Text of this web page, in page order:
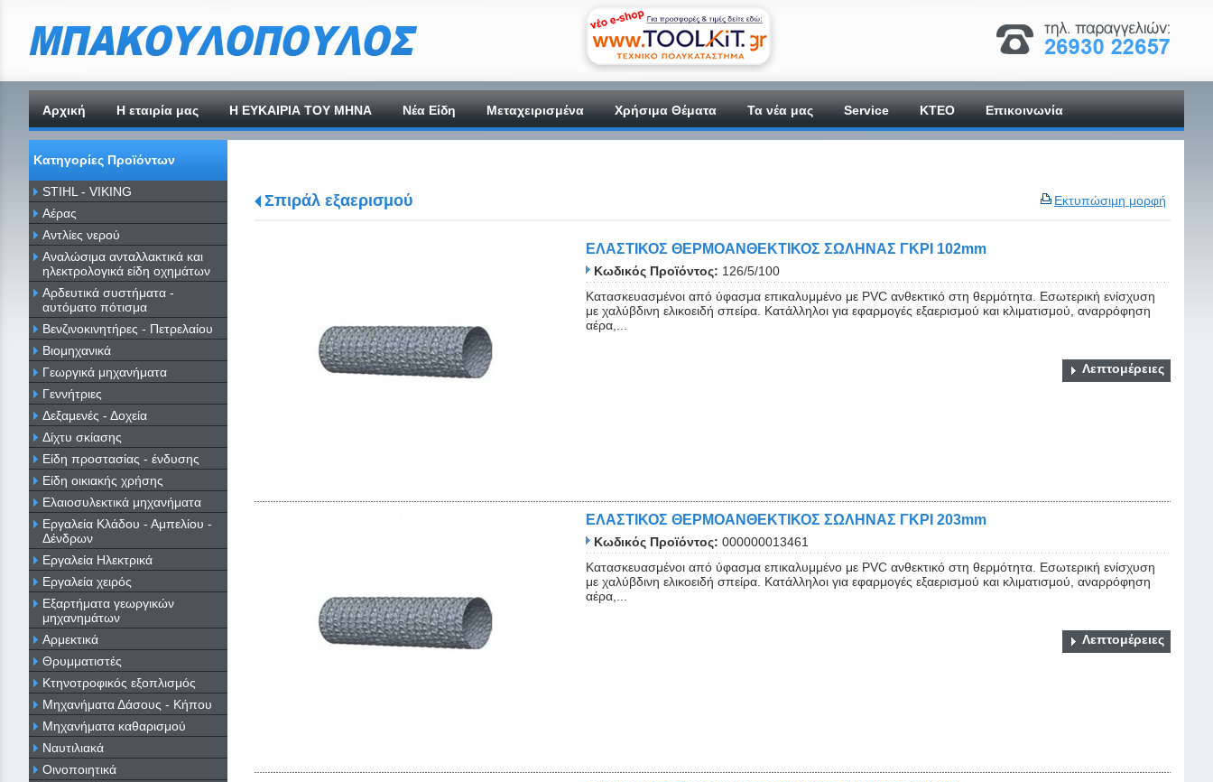
Αρχική H εταιρία μας Η ΕΥΚΑΙΡΙΑ ΤΟΥ ΜΗΝΑ Νέα Είδη Μεταχειρισμένα Χρήσιμα Θέματα Τα νέα μας Service ΚΤΕΟ Επικοινωνία
Κατηγορίες Προϊόντων
STIHL - VIKING
Αέρας
Αντλίες νερού
Αναλώσιμα ανταλλακτικά και
ηλεκτρολογικά είδη οχημάτων
Αρδευτικά συστήματα -
αυτόματο πότισμα
Βενζινοκινητήρες - Πετρελαίου
Βιομηχανικά
Γεωργικά μηχανήματα
Γεννήτριες
Δεξαμενές - Δοχεία
Δίχτυ σκίασης
Είδη προστασίας - ένδυσης
Είδη οικιακής χρήσης
Ελαιοσυλεκτικά μηχανήματα
Εργαλεία Κλάδου - Αμπελίου -
Δένδρων
Εργαλεία Ηλεκτρικά
Εργαλεία χειρός
Εξαρτήματα γεωργικών
μηχανημάτων
Αρμεκτικά
Θρυμματιστές
Κτηνοτροφικός εξοπλισμός
Μηχανήματα Δάσους - Κήπου
Μηχανήματα καθαρισμού
Ναυτιλιακά
Οινοποιητικά
Εκτυπώσιμη μορφή
Σπιράλ εξαερισμού
ΕΛΑΣΤΙΚΟΣ ΘΕΡΜΟΑΝΘΕΚΤΙΚΟΣ ΣΩΛΗΝΑΣ ΓΚΡΙ 102mm
Κωδικός Προϊόντος: 126/5/100
Κατασκευασμένοι από ύφασμα επικαλυμμένο με PVC ανθεκτικό στη θερμότητα. Εσωτερική ενίσχυση
με χαλύβδινη ελικοειδή σπείρα. Κατάλληλοι για εφαρμογές εξαερισμού και κλιματισμού, αναρρόφηση
αέρα,...
Λεπτομέρειες
ΕΛΑΣΤΙΚΟΣ ΘΕΡΜΟΑΝΘΕΚΤΙΚΟΣ ΣΩΛΗΝΑΣ ΓΚΡΙ 203mm
Κωδικός Προϊόντος: 000000013461
Κατασκευασμένοι από ύφασμα επικαλυμμένο με PVC ανθεκτικό στη θερμότητα. Εσωτερική ενίσχυση
με χαλύβδινη ελικοειδή σπείρα. Κατάλληλοι για εφαρμογές εξαερισμού και κλιματισμού, αναρρόφηση
αέρα,...
Λεπτομέρειες